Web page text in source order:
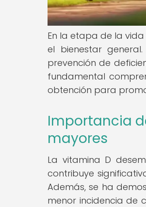
En la etapa de la
el bienestar
prevención de
fundamental
obtención para
Importancia
mayores
La vitamina D
contribuye
Además, se ha
menor incidencia de